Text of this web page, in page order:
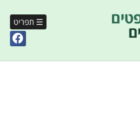
☰ תפריט